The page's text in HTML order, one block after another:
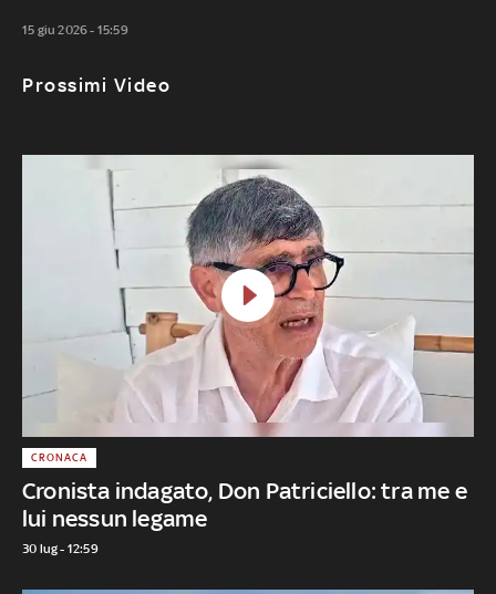
15 giu 2026 - 15:59
Prossimi Video
Cronista indagato, Don Patriciello: tra me e
lui nessun legame
CRONACA
30 lug - 12:59